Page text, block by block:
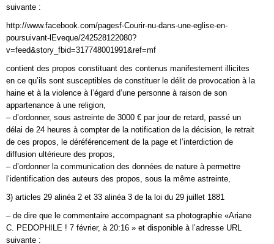
suivante :
http://www.facebook.com/pagesf-Courir-nu-dans-une-eglise-en-
poursuivant-lEveque/242528122080?
v=feed&story_fbid=317748001991&ref=mf
contient des propos constituant des contenus manifestement illicites
en ce qu’ils sont susceptibles de constituer le délit de provocation à la
haine et à la violence à l’égard d’une personne à raison de son
appartenance à une religion,
– d’ordonner, sous astreinte de 3000 € par jour de retard, passé un
délai de 24 heures à compter de la notification de la décision, le retrait
de ces propos, le déréférencement de la page et l’interdiction de
diffusion ultérieure des propos,
– d’ordonner la communication des données de nature à permettre
l‘identification des auteurs des propos, sous la même astreinte,
3) articles 29 alinéa 2 et 33 alinéa 3 de la loi du 29 juillet 1881
– de dire que le commentaire accompagnant sa photographie «Ariane
C. PEDOPHILE ! 7 février, à 20:16 » et disponible à l’adresse URL
suivante :